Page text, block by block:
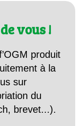
vous !
produit
à la
sur
du
brevet...).